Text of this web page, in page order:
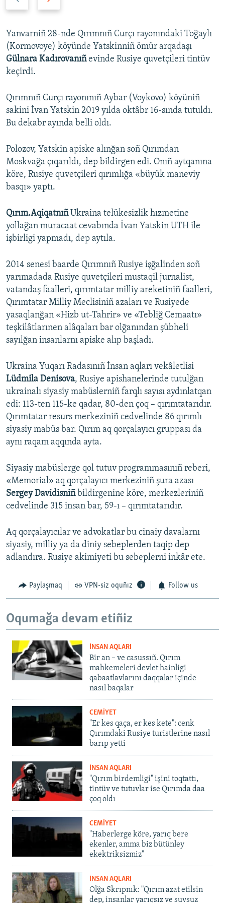
v
i
o
u
s
l
i
e
t
s
l
e
Yanvarniñ 28-nde Qırımnıñ Curçı rayonındaki Toğaylı
(Kormovoye) köyünde Yatskinniñ ömür arqadaşı
Gülnara Kadırovanıñevinde Rusiye quvetçileri tintüv
keçirdi.
Qırımnıñ Curçı rayonınıñ Aybar (Voykovo) köyüniñ
sakini İvan Yatskin 2019 yılda oktâbr 16-sında tutuldı.
Bu dekabr ayında belli oldı.
Polozov, Yatskin apiske alınğan soñ Qırımdan
Moskvağa çıqarıldı, dep bildirgen edi. Onıñ aytqanına
köre, Rusiye quvetçileri qırımlığa «büyük maneviy
basqı» yaptı.
Qırım.AqiqatnıñUkraina telükesizlik hızmetine
yollağan muracaat cevabında İvan Yatskin UTH ile
işbirligi yapmadı, dep aytıla.
2014 senesi baarde Qırımnıñ Rusiye işğalinden soñ
yarımadada Rusiye quvetçileri mustaqil jurnalist,
vatandaş faalleri, qırımtatar milliy areketiniñ faalleri,
Qırımtatar Milliy Meclisiniñ azaları ve Rusiyede
yasaqlanğan «Hizb ut-Tahrir» ve «Tebliğ Cemaatı»
teşkilâtlarınen alâqaları bar olğanından şübheli
sayılğan insanlarnı apiske alıp başladı.
Ukraina Yuqarı Radasınıñ İnsan aqları vekâletlisi
Lüdmila Denisova, Rusiye apishanelerinde tutulğan
ukrainalı siyasiy mabüslerniñ farqlı sayısı aydınlatqan
edi: 113-ten 115-ke qadar, 80-den çoq – qırımtatarıdır.
Qırımtatar resurs merkeziniñ cedvelinde 86 qırımlı
siyasiy mabüs bar. Qırım aq qorçalayıcı gruppası da
aynı raqam aqqında ayta.
Siyasiy mabüslerge qol tutuv programmasınıñ reberi,
«Memorial» aq qorçalayıcı merkeziniñ şura azası
Sergey Davidisniñbildirgenine köre, merkezleriniñ
cedvelinde 315 insan bar, 59-ı – qırımtatarıdır.
Aq qorçalayıcılar ve advokatlar bu cinaiy davalarnı
siyasiy, milliy ya da diniy sebeplerden taqip dep
adlandıra. Rusiye akimiyeti bu sebeplerni inkâr ete.
Paylaşmaq VPN-siz oquñız Follow us
Oqumağa devam etiñiz
İNSAN AQLARI
Bir an – ve casussıñ. Qırım
mahkemeleri devlet hainligi
qabaatlavlarını daqqalar içinde
nasıl baqalar
CEMİYET
"Er kes qaça, er kes kete": cenk
Qırımdaki Rusiye turistlerine nasıl
barıp yetti
İNSAN AQLARI
"Qırım birdemligi" işini toqtattı,
tintüv ve tutuvlar ise Qırımda daa
çoq oldı
CEMİYET
"Haberlerge köre, yarıq bere
ekenler, amma biz bütünley
ekektriksizmiz"
İNSAN AQLARI
Olğa Skrıpnık: "Qırım azat etilsin
dep, insanlar yarıqsız ve suvsuz